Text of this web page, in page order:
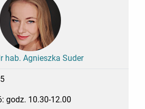
hab. Agnieszka Suder
godz. 10.30-12.00